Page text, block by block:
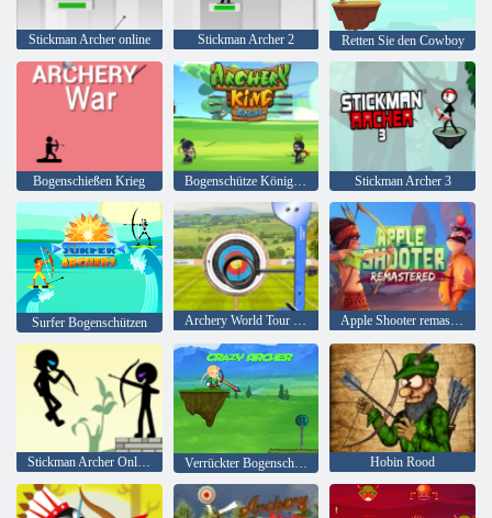
Stickman Archer online Stickman Archer 2 Retten Sie den Cowboy
Bogenschießen Krieg Bogenschütze König Online Stickman Archer 3
Surfer Bogenschützen Archery World Tour - Highscore Bogenschießen 3D Apple Shooter remasterte
Stickman Archer Online 4 Verrückter Bogenschütze Hobin Rood